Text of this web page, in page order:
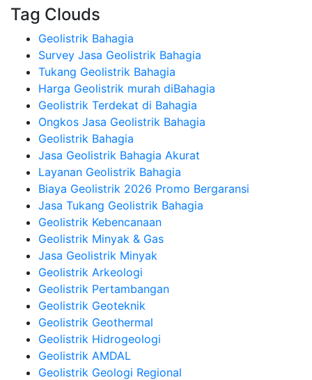
Tag Clouds
Geolistrik Bahagia
Survey Jasa Geolistrik Bahagia
Tukang Geolistrik Bahagia
Harga Geolistrik murah diBahagia
Geolistrik Terdekat di Bahagia
Ongkos Jasa Geolistrik Bahagia
Geolistrik Bahagia
Jasa Geolistrik Bahagia Akurat
Layanan Geolistrik Bahagia
Biaya Geolistrik 2026 Promo Bergaransi
Jasa Tukang Geolistrik Bahagia
Geolistrik Kebencanaan
Geolistrik Minyak & Gas
Jasa Geolistrik Minyak
Geolistrik Arkeologi
Geolistrik Pertambangan
Geolistrik Geoteknik
Geolistrik Geothermal
Geolistrik Hidrogeologi
Geolistrik AMDAL
Geolistrik Geologi Regional